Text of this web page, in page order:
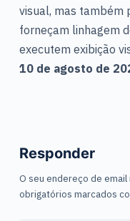
visual, mas também
forneçam linhagem
executem exibição
10 de agosto de
Responder
O seu endereço de email
obrigatórios marcados